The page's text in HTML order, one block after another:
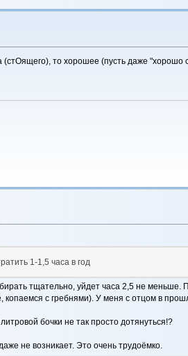
то хорошее (пусть даже
1-1,5 часа в год
тщательно, уйдет часа 2,5 не меньше.
с гребнями). У меня с отцом в
бочки не так просто дотянуться!?
не возникает. Это очень трудоёмко.